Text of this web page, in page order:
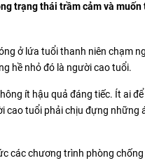
trạng thái trầm cảm và muốn
ở lứa tuổi thanh niên chạm
hề nhỏ đó là người cao tuổi.
ít hậu quả đáng tiếc. Ít ai để
cao tuổi phải chịu đựng những
các chương trình phòng